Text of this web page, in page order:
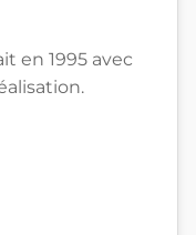
en 1995 avec